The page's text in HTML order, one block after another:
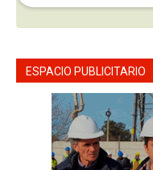
ESPACIO PUBLICITARIO